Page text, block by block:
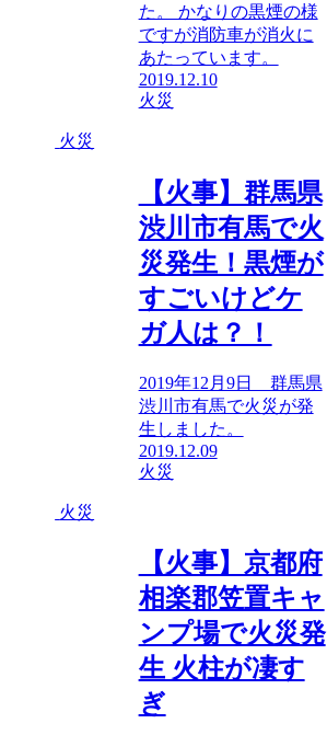
た。 かなりの黒煙の様
ですが消防車が消火に
あたっています。
2019.12.10
火災
火災
【火事】群馬県
渋川市有馬で火
災発生！黒煙が
すごいけどケ
ガ人は？！
2019年12月9日 群馬県
渋川市有馬で火災が発
生しました。
2019.12.09
火災
火災
【火事】京都府
相楽郡笠置キャ
ンプ場で火災発
生 火柱が凄す
ぎ